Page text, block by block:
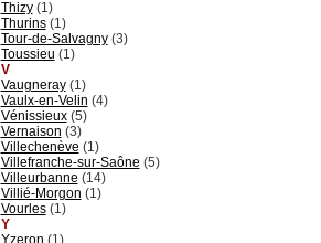
Thizy(1)
Thurins(1)
Tour-de-Salvagny(3)
Toussieu (1)
V
Vaugneray(1)
Vaulx-en-Velin (4)
Vénissieux(5)
Vernaison (3)
Villechenève (1)
Villefranche-sur-Saône (5)
Villeurbanne (14)
Villié-Morgon (1)
Vourles(1)
Y
Yzeron (1)